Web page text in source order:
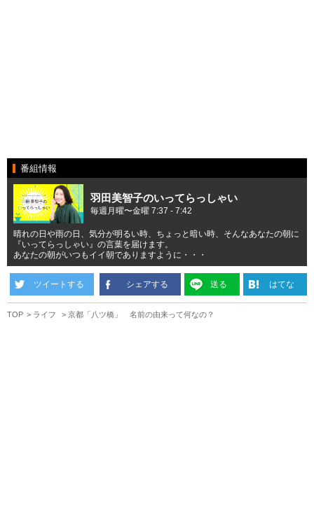
番組情報
羽田美智子のいってらっしゃい
毎週月曜〜金曜 7:37 - 7:42
晴れの日や雨の日、気分が明るい時、ちょっと暗い時、そんなあなたの朝に
『いってらっしゃい』の言葉を届けます。
あなたの朝がいつもイイ朝でありますように・・・
ツイートする シェアする 送る はてな
TOP ライフ 京都「八ツ橋」 名前の由来って何なの？